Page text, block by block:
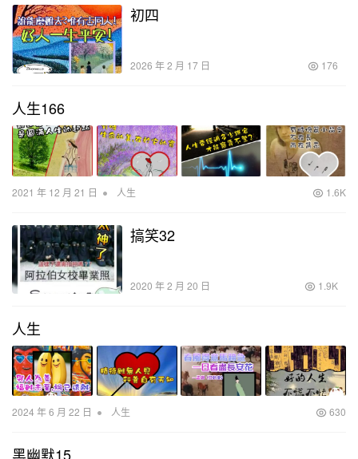
初四
2026 年 2 月 17 日 176
人生166
2021 年 12 月 21 日 • 人生 1.6K
搞笑32
2020 年 2 月 20 日 1.9K
人生
2024 年 6 月 22 日 • 人生 630
黑幽默15